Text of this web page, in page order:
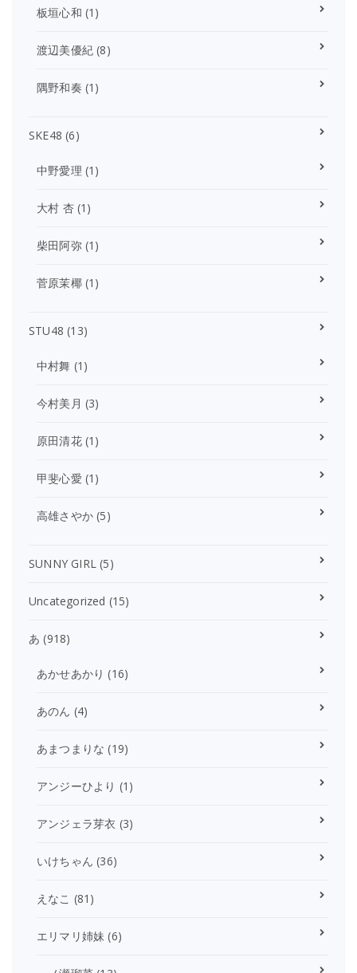
板垣心和 (1)
渡辺美優紀 (8)
隅野和奏 (1)
SKE48 (6)
中野愛理 (1)
大村 杏(1)
柴田阿弥(1)
菅原茉椰(1)
STU48 (13)
中村舞 (1)
今村美月 (3)
原田清花(1)
甲斐心愛 (1)
高雄さやか (5)
SUNNY GIRL (5)
Uncategorized (15)
あ (918)
あかせあかり (16)
あのん (4)
あまつまりな (19)
アンジーひより (1)
アンジェラ芽衣 (3)
いけちゃん (36)
えなこ (81)
エリマリ姉妹 (6)